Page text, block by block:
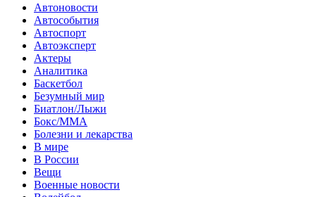
Автоновости
Автособытия
Автоспорт
Автоэксперт
Актеры
Аналитика
Баскетбол
Безумный мир
Биатлон/Лыжи
Бокс/MMA
Болезни и лекарства
В мире
В России
Вещи
Военные новости